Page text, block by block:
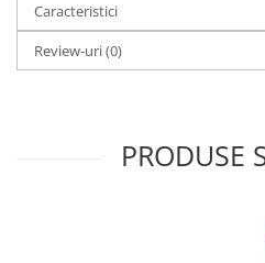
Caracteristici
Review-uri(0)
PRODUSE